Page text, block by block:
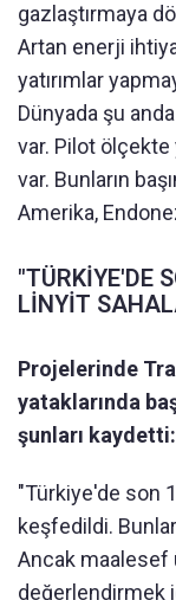
gazlaştırmaya
Artan enerji
yatırımlar
Dünyada şu
var. Pilot ölçekte
var. Bunların
Amerika,
"TÜRKİYE'DE
LİNYİT
Projelerinde
yataklarında
şunları kaydetti:
"Türkiye'de son
keşfedildi.
Ancak maalesef
değerlendirmek